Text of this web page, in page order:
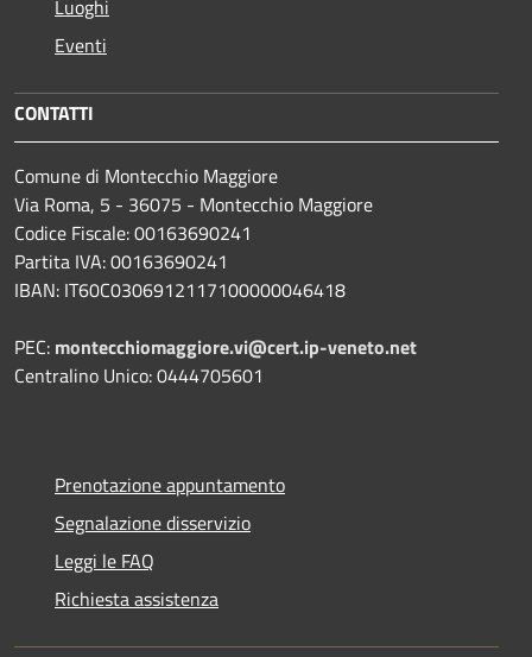
Luoghi
Eventi
CONTATTI
Comune di Montecchio Maggiore
Via Roma, 5 - 36075 - Montecchio Maggiore
Codice Fiscale: 00163690241
Partita IVA: 00163690241
IBAN: IT60C0306912117100000046418
PEC: montecchiomaggiore.vi@cert.ip-veneto.net
Centralino Unico: 0444705601
Prenotazione appuntamento
Segnalazione disservizio
Leggi le FAQ
Richiesta assistenza